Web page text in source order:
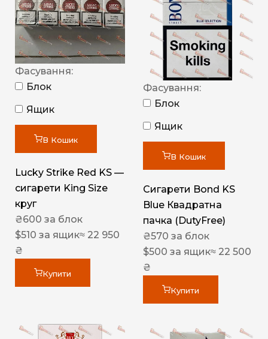
Фасування:
Блок
Ящик
В Кошик
Lucky Strike Red KS —
сигарети King Size
круг
₴600 за блок
$510 за ящик≈ 22 950
₴
Купити
Фасування:
Блок
Ящик
В Кошик
Сигарети Bond KS
Blue Квадратна
пачка (DutyFree)
₴570 за блок
$500 за ящик≈ 22 500
₴
Купити